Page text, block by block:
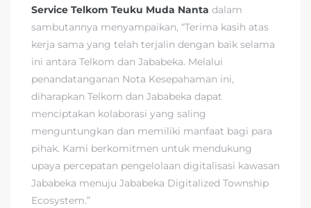
Service Telkom Teuku Muda Nanta dalam
sambutannya menyampaikan, “Terima kasih atas
kerja sama yang telah terjalin dengan baik selama
ini antara Telkom dan Jababeka. Melalui
penandatanganan Nota Kesepahaman ini,
diharapkan Telkom dan Jababeka dapat
menciptakan kolaborasi yang saling
menguntungkan dan memiliki manfaat bagi para
pihak. Kami berkomitmen untuk mendukung
upaya percepatan pengelolaan digitalisasi kawasan
Jababeka menuju Jababeka Digitalized Township
Ecosystem.”